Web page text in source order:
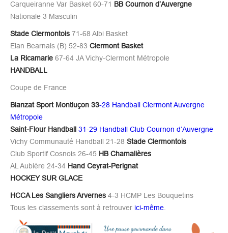
Carqueiranne Var Basket 60-71 BB Cournon d’Auvergne
Nationale 3 Masculin
Stade Clermontois 71-68 Albi Basket
Elan Bearnais (B) 52-83 Clermont Basket
La Ricamarie 67-64 JA Vichy-Clermont Métropole
HANDBALL
Coupe de France
Blanzat Sport Montluçon 33-28 Handball Clermont Auvergne
Métropole
Saint-Flour Handball 31-29 Handball Club Cournon d’Auvergne
Vichy Communauté Handball 21-28 Stade Clermontois
Club Sportif Cosnois 26-45 HB Chamalières
AL Aubière 24-34 Hand Ceyrat-Perignat
HOCKEY SUR GLACE
HCCA Les Sangliers Arvernes 4-3 HCMP Les Bouquetins
Tous les classements sont à retrouver ici-même